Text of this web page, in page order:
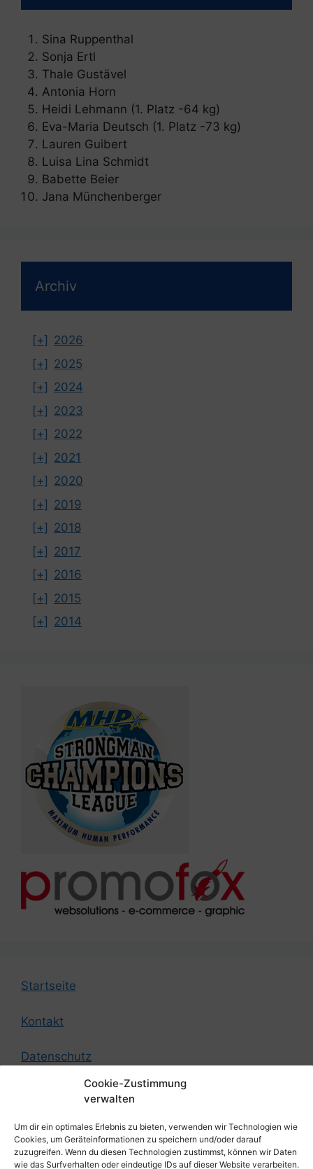
Cookie-Zustimmung
verwalten
Um dir ein optimales Erlebnis zu bieten, verwenden wir Technologien wie
Cookies, um Geräteinformationen zu speichern und/oder darauf
zuzugreifen. Wenn du diesen Technologien zustimmst, können wir Daten
wie das Surfverhalten oder eindeutige IDs auf dieser Website verarbeiten.
Sina Ruppenthal
Sonja Ertl
Thale Gustävel
Antonia Horn
Heidi Lehmann (1. Platz -64 kg)
Eva-Maria Deutsch (1. Platz -73 kg)
Lauren Guibert
Luisa Lina Schmidt
Babette Beier
Jana Münchenberger
Archiv
[+] 2026
[+] 2025
[+] 2024
[+] 2023
[+] 2022
[+] 2021
[+] 2020
[+] 2019
[+] 2018
[+] 2017
[+] 2016
[+] 2015
[+] 2014
Startseite
Kontakt
Datenschutz
© by German Federation of Strength Athletes